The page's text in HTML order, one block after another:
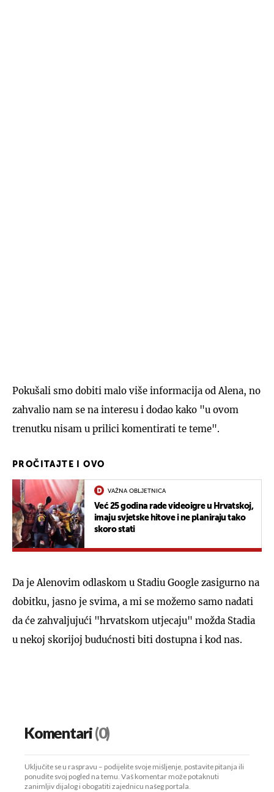
Pokušali smo dobiti malo više informacija od Alena, no
zahvalio nam se na interesu i dodao kako "u ovom
trenutku nisam u prilici komentirati te teme".
PROČITAJTE I OVO
VAŽNA OBLJETNICA
Već 25 godina rade videoigre u Hrvatskoj,
imaju svjetske hitove i ne planiraju tako
skoro stati
Da je Alenovim odlaskom u Stadiu Google zasigurno na
dobitku, jasno je svima, a mi se možemo samo nadati
da će zahvaljujući "hrvatskom utjecaju" možda Stadia
u nekoj skorijoj budućnosti biti dostupna i kod nas.
Komentari(0)
Uključite se u raspravu – podijelite svoje mišljenje, postavite pitanja ili
ponudite svoj pogled na temu. Vaš komentar može potaknuti
zanimljiv dijalog i obogatiti zajednicu našeg portala.